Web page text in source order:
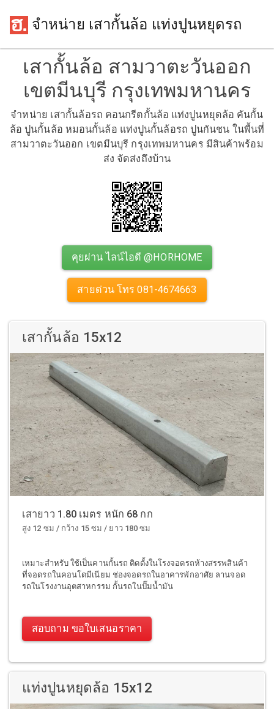
จำหน่าย เสากั้นล้อ แท่งปูนหยุดรถ
เสากั้นล้อ สามวาตะวันออก
เขตมีนบุรี กรุงเทพมหานคร
จำหน่าย เสากั้นล้อรถ คอนกรีตกั้นล้อ แท่งปูนหยุดล้อ คันกั้น
ล้อ ปูนกั้นล้อ หมอนกั้นล้อ แท่งปูนกั้นล้อรถ ปูนกันชน ในพื้นที่
สามวาตะวันออก เขตมีนบุรี กรุงเทพมหานคร มีสินค้าพร้อม
ส่ง จัดส่งถึงบ้าน
คุยผ่าน ไลน์ไอดี @HORHOME
สายด่วน โทร 081-4674663
เสากั้นล้อ 15x12
เสายาว 1.80 เมตร หนัก 68 กก
สูง 12 ซม / กว้าง 15 ซม / ยาว 180 ซม
เหมาะสำหรับ ใช้เป็นคานกั้นรถ ติดตั้งในโรงจอดรถห้างสรรพสินค้า
ที่จอดรถในคอนโดมีเนียม ช่องจอดรถในอาคารพักอาศัย ลานจอด
รถในโรงงานอุตสาหกรรม กั้นรถในปั๊มน้ำมัน
สอบถาม ขอใบเสนอราคา
แท่งปูนหยุดล้อ 15x12